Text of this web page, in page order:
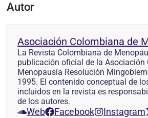
Autor
Asociación Colombiana de
La Revista Colombiana de
publicación oficial de la Asociación
Menopausia Resolución
1995. El contenido conceptual de
incluidos en la revista es
de los autores.
Web Facebook Instagram